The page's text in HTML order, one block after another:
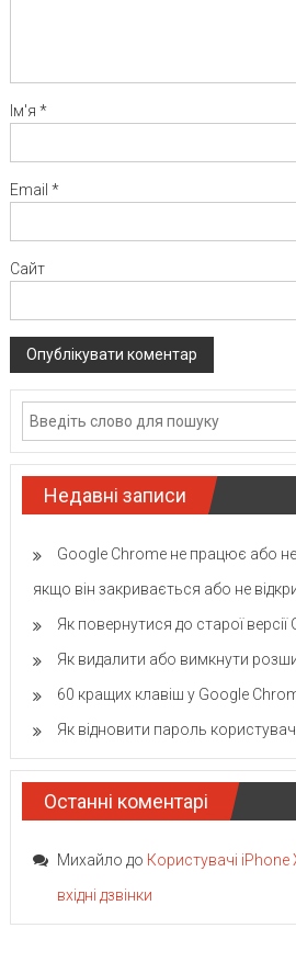
Ім'я *
Email *
Сайт
Недавні записи
Google Chrome не працює або
якщо він закривається або не
Як повернутися до старої
Як видалити або вимкнути
60 кращих клавіш у Google
Як відновити пароль
Останні коментарі
Михайло до Користувачі
вхідні дзвінки